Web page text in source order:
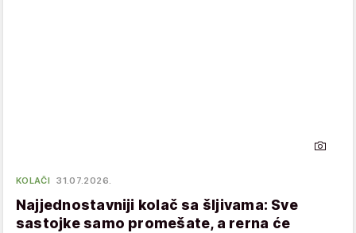
KOLAČI 31.07.2026.
Najjednostavniji kolač sa šljivama: Sve
sastojke samo promešate, a rerna će